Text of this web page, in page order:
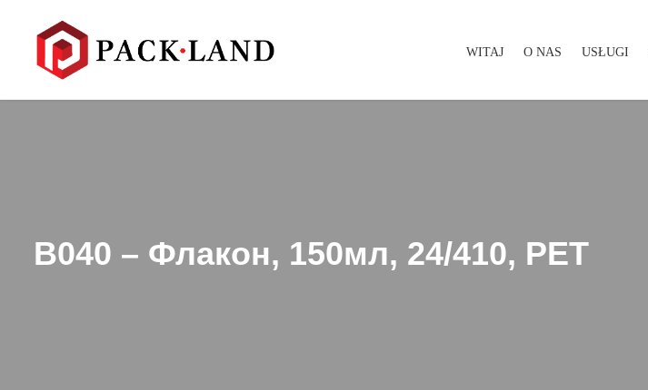
WITAJ O NAS USŁUGI
WITAJ O NAS USŁUGI
B040 – Флакон, 150мл, 24/410, PET